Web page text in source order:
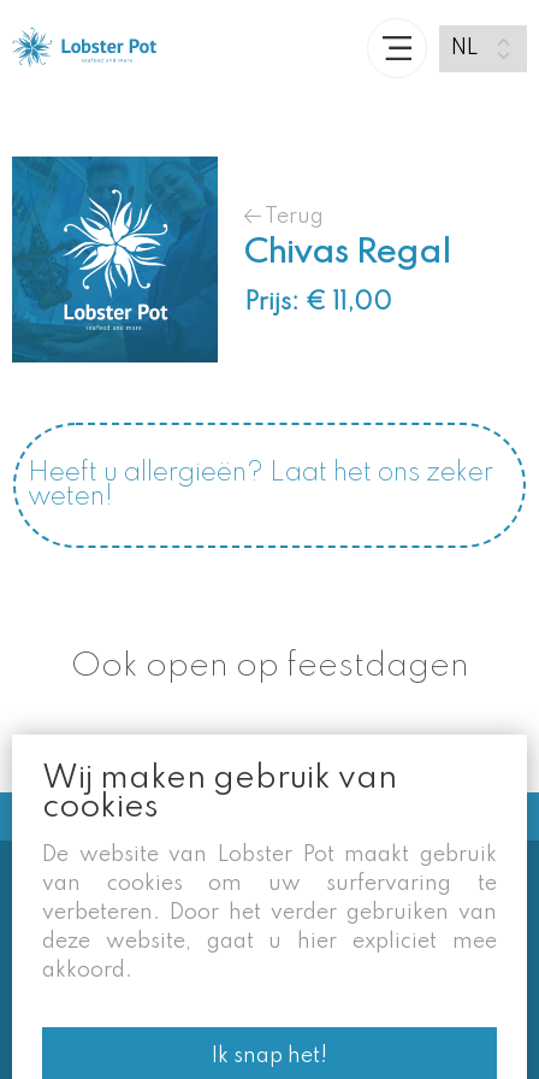
Terug
Chivas Regal
Prijs: € 11,00
Heeft u allergieën? Laat het ons zeker
weten!
Ook open op feestdagen
Soms vermelden derden sites
(google/overzichtssites) een tarief dat niet meer
van toepassing is. Enkel de prijzen op onze eigen
recht voor om ook van daar geafficheerde prijzen
af te wijken.
Wij maken gebruik van
cookies
De website van Lobster Pot maakt gebruik
van cookies om uw surfervaring te
verbeteren. Door het verder gebruiken van
deze website, gaat u hier expliciet mee
akkoord.
Ik snap het!